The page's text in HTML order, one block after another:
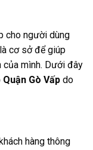
cho người dùng
cơ sở để giúp
mình. Dưới đây
Gò Vấp do
hàng thông